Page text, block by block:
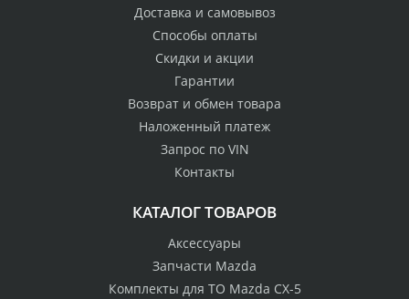
Доставка и самовывоз
Способы оплаты
Скидки и акции
Гарантии
Возврат и обмен товара
Наложенный платеж
Запрос по VIN
Контакты
КАТАЛОГ ТОВАРОВ
Аксессуары
Запчасти Mazda
Комплекты для ТО Mazda CX-5